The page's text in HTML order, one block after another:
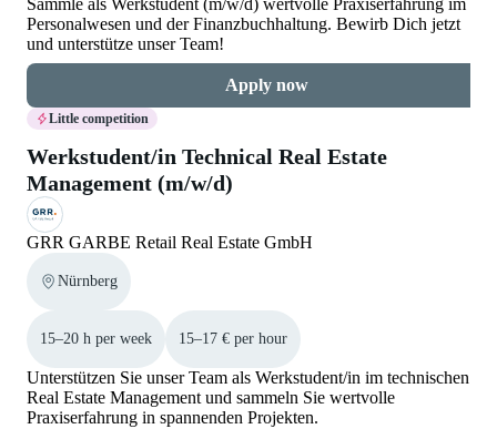
Sammle als Werkstudent (m/w/d) wertvolle Praxiserfahrung im
Personalwesen und der Finanzbuchhaltung. Bewirb Dich jetzt
und unterstütze unser Team!
Apply now
Little competition
Werkstudent/in Technical Real Estate
Management (m/w/d)
GRR GARBE Retail Real Estate GmbH
Nürnberg
15–20 h per week 15–17 € per hour
Unterstützen Sie unser Team als Werkstudent/in im technischen
Real Estate Management und sammeln Sie wertvolle
Praxiserfahrung in spannenden Projekten.